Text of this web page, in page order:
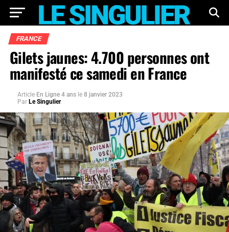
FRANCE
Gilets jaunes: 4.700 personnes ont
manifesté ce samedi en France
Article En Ligne 4 ans le 8 janvier 2023
Par Le Singulier